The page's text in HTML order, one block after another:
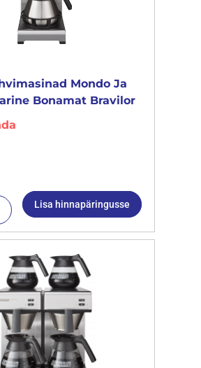
Mondo Ja
Bonamat Bravilor
Lisa hinnapäringusse